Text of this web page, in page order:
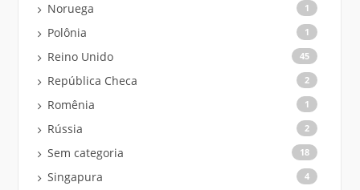
Noruega 1
Polônia 1
Reino Unido 45
República Checa 2
Romênia 1
Rússia 2
Sem categoria 18
Singapura 4